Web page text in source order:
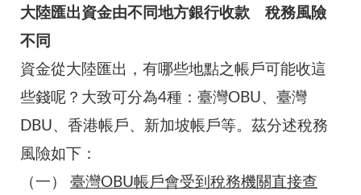
大陸匯出資金由不同地方銀行收款 稅務風險
不同
資金從大陸匯出，有哪些地點之帳戶可能收這
些錢呢？大致可分為4種：臺灣OBU、臺灣
DBU、香港帳戶、新加坡帳戶等。茲分述稅務
風險如下：
（一）
臺灣OBU帳戶會受到稅務機關直接查